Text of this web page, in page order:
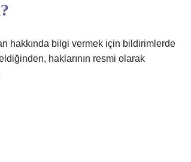
hakkında bilgi vermek için bildirimlerde
haklarının resmi olarak